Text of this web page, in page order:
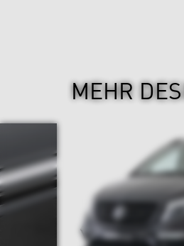
MEHR